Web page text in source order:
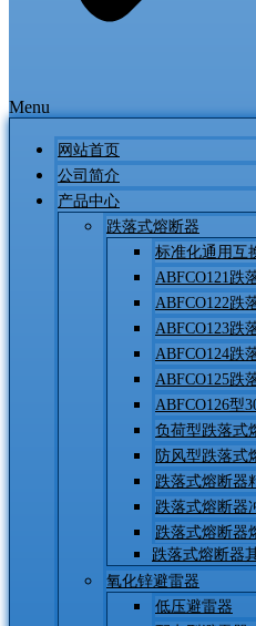
Menu
网站首页
公司简介
产品中心
跌落式熔断器
标准化通用互
ABFCO121跌
ABFCO122跌
ABFCO123跌
ABFCO124跌
ABFCO125跌
ABFCO126型
负荷型跌落式
防风型跌落式
跌落式熔断器
跌落式熔断器
跌落式熔断器
跌落式熔断器
氧化锌避雷器
低压避雷器